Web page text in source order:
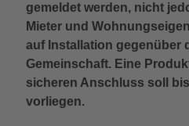
gemeldet werden, nicht
Mieter und
auf Installation gegenüber
Gemeinschaft. Eine
sicheren Anschluss soll
vorliegen.